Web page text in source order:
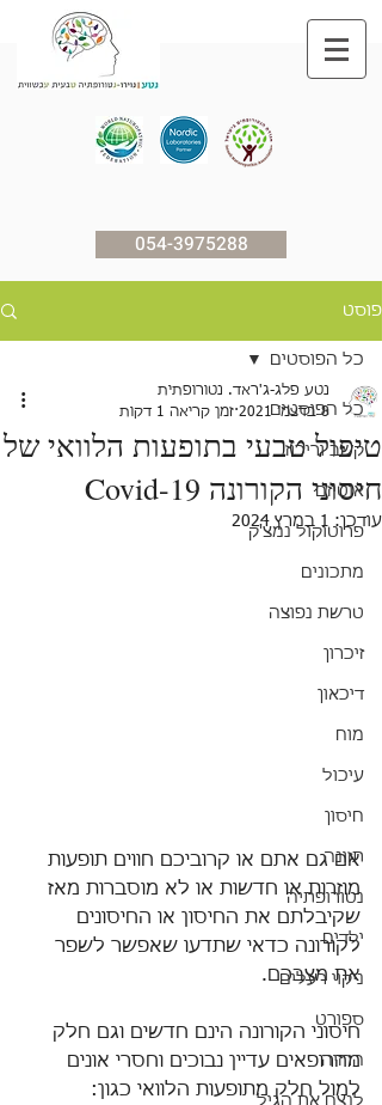
054-3975288
פוסט
כל הפוסטים
קשב וריכוז
אוטיזם
פרוטוקול נמצ'ק
מתכונים
טרשת נפוצה
זיכרון
דיכאון
מוח
עיכול
חיסון
תזונה
נטורופתיה
ילדים
ניקוי רעלים
ספורט
הרזיה
לנצח את הגיל
כל הפוסטים
טיפול טבעי בתופעות הלוואי של
חיסוני הקורונה Covid-19
נטע פלג-ג'ראד. נטורופתית
8 בדצמ׳ 2021
זמן קריאה 1 דקות
עודכן: 1 במרץ 2024
אם גם אתם או קרוביכם חווים תופעות
מוזרות או חדשות או לא מוסברות מאז
שקיבלתם את החיסון או החיסונים
לקורונה כדאי שתדעו שאפשר לשפר
את מצבכם.
חיסוני הקורונה הינם חדשים וגם חלק
מהרופאים עדיין נבוכים וחסרי אונים
למול חלק מתופעות הלוואי כגון: